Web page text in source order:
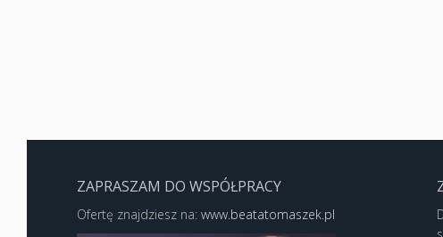
ZAPRASZAM DO WSPÓŁPRACY
Ofertę znajdziesz na: www.beatatomaszek.pl